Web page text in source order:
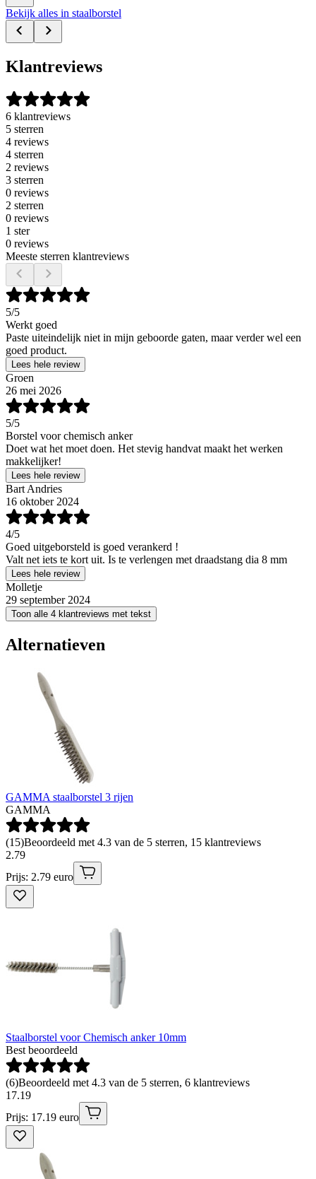
Bekijk alles in staalborstel
Klantreviews
6 klantreviews
5 sterren
4 reviews
4 sterren
2 reviews
3 sterren
0 reviews
2 sterren
0 reviews
1 ster
0 reviews
Meeste sterren klantreviews
5/5
Werkt goed
Paste uiteindelijk niet in mijn geboorde gaten, maar verder wel een
goed product.
Lees hele review
Groen
26 mei 2026
5/5
Borstel voor chemisch anker
Doet wat het moet doen. Het stevig handvat maakt het werken
makkelijker!
Lees hele review
Bart Andries
16 oktober 2024
4/5
Goed uitgeborsteld is goed verankerd !
Valt net iets te kort uit. Is te verlengen met draadstang dia 8 mm
Lees hele review
Molletje
29 september 2024
Toon alle 4 klantreviews met tekst
Alternatieven
GAMMA staalborstel 3 rijen
GAMMA
(15)Beoordeeld met 4.3 van de 5 sterren, 15 klantreviews
2.79
Prijs: 2.79 euro
Staalborstel voor Chemisch anker 10mm
Best beoordeeld
(6)Beoordeeld met 4.3 van de 5 sterren, 6 klantreviews
17.19
Prijs: 17.19 euro